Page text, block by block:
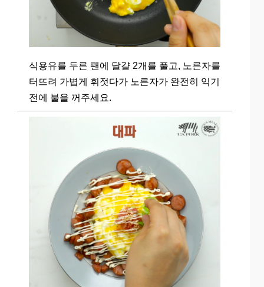
식용유를 두른 팬에 달걀 2개를 풀고, 노른자를
터뜨려 가볍게 휘젓다가 노른자가 완전히 익기
전에 불을 꺼주세요.